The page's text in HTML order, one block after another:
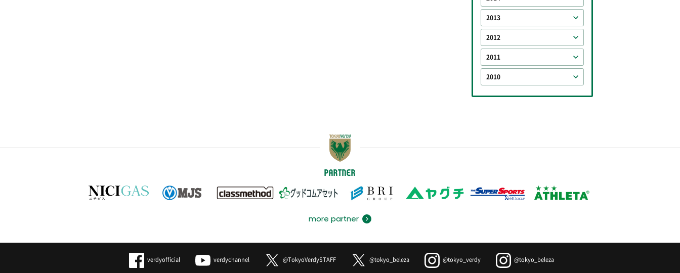
2013
2012
2011
2010
PARTNER
more partner
verdyofficial verdychannel @TokyoVerdySTAFF @tokyo_beleza @tokyo_verdy @tokyo_beleza